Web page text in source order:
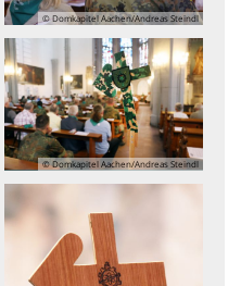
© Domkapitel Aachen/Andreas Steindl
© Domkapitel Aachen/Andreas Steindl